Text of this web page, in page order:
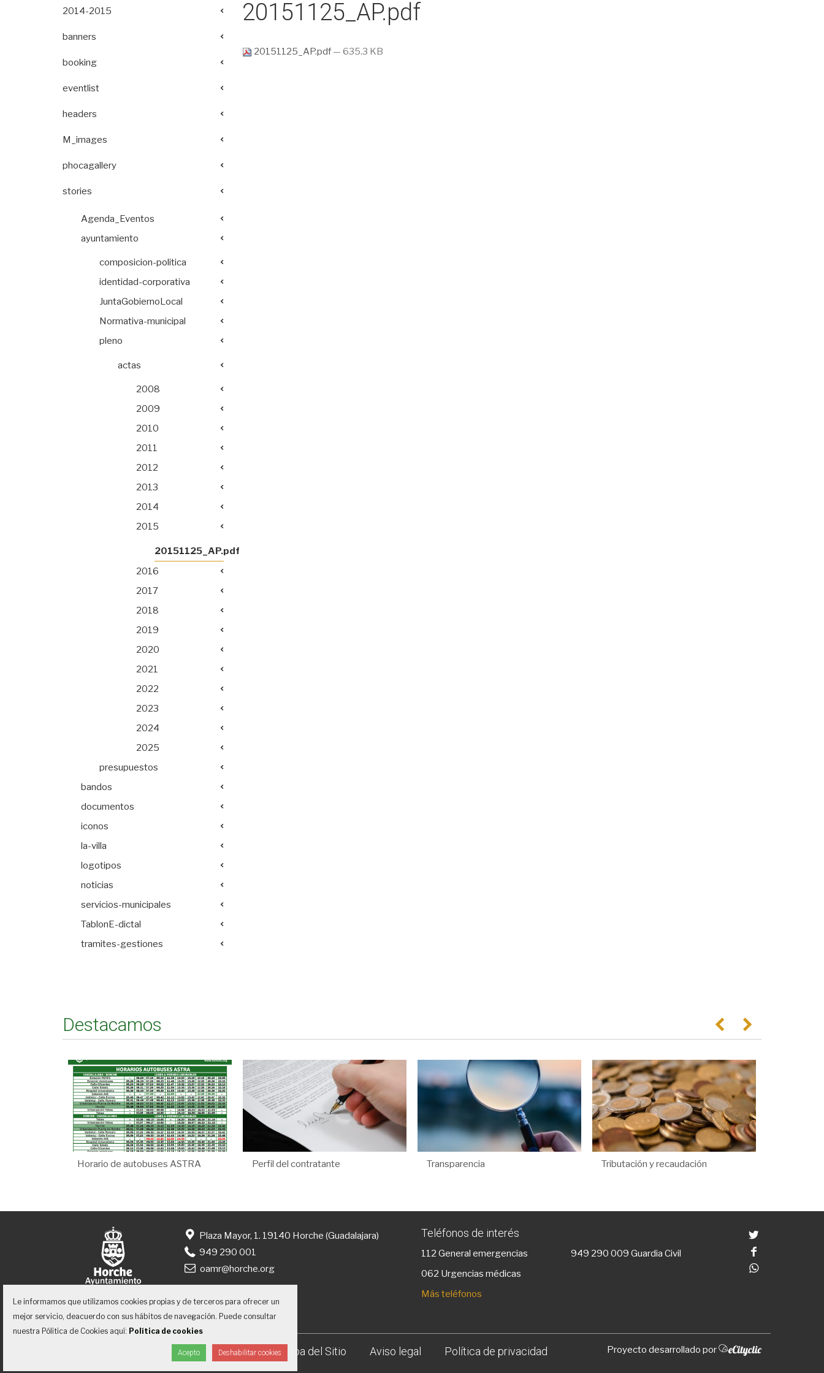
20151125_AP.pdf
20151125_AP.pdf— 635.3 KB
2014-2015
banners
booking
eventlist
headers
M_images
phocagallery
stories
Agenda_Eventos
ayuntamiento
composicion-politica
identidad-corporativa
JuntaGobiernoLocal
Normativa-municipal
pleno
actas
2008
2009
2010
2011
2012
2013
2014
2015
20151125_AP.pdf
2016
2017
2018
2019
2020
2021
2022
2023
2024
2025
presupuestos
bandos
documentos
iconos
la-villa
logotipos
noticias
servicios-municipales
TablonE-dictal
tramites-gestiones
Destacamos Anterior
Horario de autobuses ASTRA Perfil del contratante Transparencia Tributación y recaudación
Plaza Mayor, 1. 19140 Horche (Guadalajara)
949 290 001
oamr@horche.org
Teléfonos de interés
112 General emergencias 949 290 009 Guardia Civil
062 Urgencias médicas
Más teléfonos
Accesibilidad Mapa del Sitio Aviso legal Política de privacidad Proyecto desarrollado por
Le informamos que utilizamos cookies propias y de terceros para ofrecer un
mejor servicio, deacuerdo con sus hábitos de navegación. Puede consultar
nuestra Pólitica de Cookies aquí: Política de cookies
Acepto Deshabilitar cookies